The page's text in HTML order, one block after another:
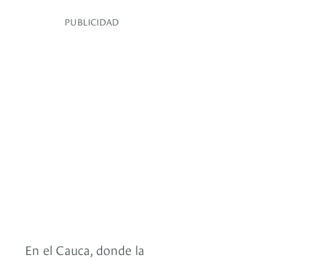
PUBLICIDAD
En el Cauca, donde la